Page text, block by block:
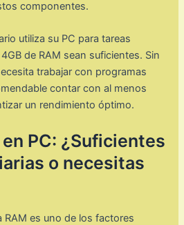
componentes.
utiliza su PC para tareas
de RAM sean suficientes. Sin
trabajar con programas
contar con al menos
un rendimiento óptimo.
PC: ¿Suficientes
o necesitas
RAM es uno de los factores